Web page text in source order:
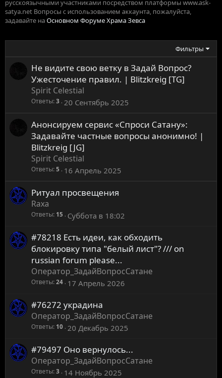
русскоязычными участниками посредством платформы www.ask-
satya.net Вопросы с использованием аккаунта, пожалуйста,
задавайте наОсновном Форуме Храма Зевса
Фильтры
Не видите свою ветку в Задай Вопрос?
Ужесточение правил. | Blitzkreig [TG]
Spirit Celestial
Ответы 3 20 Сентябрь 2025
Анонсируем сервис «Спроси Сатану»:
Задавайте частные вопросы анонимно! |
Blitzkreig [JG]
Spirit Celestial
Ответы 5 16 Апрель 2025
Ритуал просвещения
Raxa
Ответы 15 Суббота в 18:02
#78218 Есть идеи, как обходить
блокировку типа "белый лист"? /// on
russian forum please...
Оператор_ЗадайВопросСатане
Ответы 24 17 Апрель 2026
#76272 украдина
Оператор_ЗадайВопросСатане
Ответы 10 20 Декабрь 2025
#79497 Оно вернулось...
Оператор_ЗадайВопросСатане
Ответы 3 14 Ноябрь 2025